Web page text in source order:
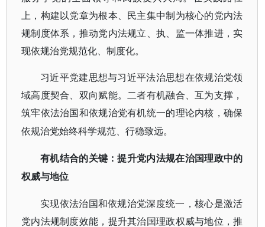
上，构建以党章为根本、民主集中制为核心的党内法
规制度体系，推动党内法规立、执、监一体推进，实
现依规治党规范化、制度化。
习近平党建思想与习近平法治思想在依规治党领
域高度契合、双向赋能。二者有机融合、互为支撑，
筑牢依法治国和依规治党有机统一的理论内核，确保
依规治党始终科学规范、行稳致远。
有机结合的关键：提升党内法规在治国理政中的
权威与地位
实现依法治国和依规治党深度统一，核心是激活
党内法规制度效能，提升其治国理政权威与地位，推